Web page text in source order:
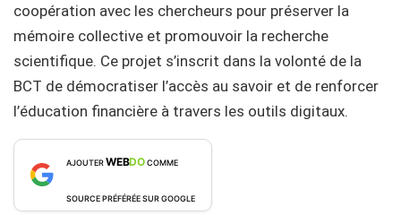
coopération avec les chercheurs pour préserver la
mémoire collective et promouvoir la recherche
scientifique. Ce projet s’inscrit dans la volonté de la
BCT de démocratiser l’accès au savoir et de renforcer
l’éducation financière à travers les outils digitaux.
AJOUTERWEBDOCOMME
SOURCE PRÉFÉRÉE SUR GOOGLE